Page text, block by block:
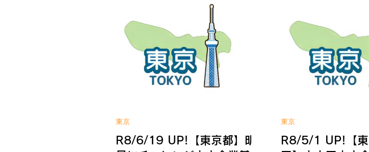
続き市内で事業を継続する意思を有する
こと 中小企業者、小規模事業者である
こと（法人・個人事業主） ＜補助対象
経費＞ 設備処分費、設備費、工事費
（既存設備と比較して、省エネルギー効
果または効率効果の向上が5％以上見込
まれる設備、または機械） ＜補助金
1月29日(金) ※予算に達し次第、受付終
了 WIN!への補助金相談はこちら 補助金
の詳しい内容は公式サイトへ
り異なる ＜応募期間＞
(月)～令和9年1月29日(
次第、受付終了 WIN!へ
こちら 補助金の詳しい
R8/6/19 UP!【東京都】明
東京
R8/5/1 UP!【東
東京